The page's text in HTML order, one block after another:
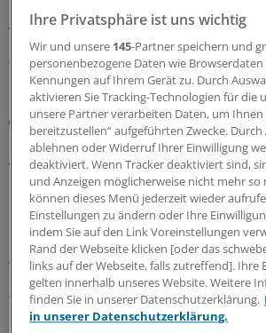
Diagnose sichern – vor allem dort,
vivo-Mikroskopie verfügbar ist.
07.08.2026
Sie fragen – Experten antworten
Reiseimpfungen bei Kindern:
Abstandsregeln eingehalten
Bei der Hotline Impfen werden Ihre
Praxis evidenzbasiert und fachkundig
Diesmal geht es um mögliche
Impfungen bei Kindern vor einer Reise
welche Rolle spielt die Injektionsstelle?
07.08.2026
Ihre Privatsphäre ist uns wichtig
Wir und unsere 145-Partner speichern und
personenbezogene Daten wie
Kennungen auf Ihrem Gerät zu. Durch
aktivieren Sie Tracking-Technologien für die
unsere Partner verarbeiten Daten, um Ihnen
bereitzustellen“ aufgeführten Zwecke.
ablehnen oder Widerruf Ihrer Einwilligung
deaktiviert. Wenn Tracker deaktiviert sind,
und Anzeigen möglicherweise nicht mehr so
können dieses Menü jederzeit wieder
Einstellungen zu ändern oder Ihre
indem Sie auf den Link Voreinstellungen
Rand der Webseite klicken [oder das
links auf der Webseite, falls zutreffend]. Ihre
gelten innerhalb unseres Website. Weitere
finden Sie in unserer Datenschutzerklärung.
in unserer Datenschutzerklärung.